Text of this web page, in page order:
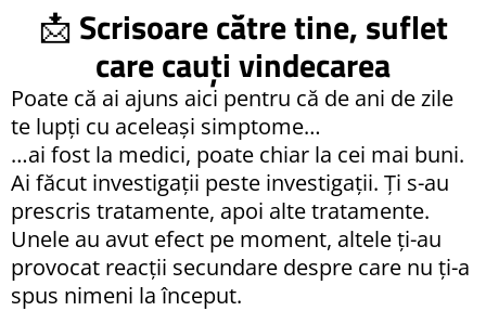
📩Scrisoare către tine, suflet
care cauți vindecarea
Poate că ai ajuns aici pentru că de ani de zile
te lupți cu aceleași simptome…
…ai fost la medici, poate chiar la cei mai buni.
Ai făcut investigații peste investigații. Ți s-au
prescris tratamente, apoi alte tratamente.
Unele au avut efect pe moment, altele ți-au
provocat reacții secundare despre care nu ți-a
spus nimeni la început.